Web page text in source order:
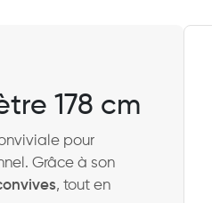
178 cm
pour
Grâce à son
, tout en